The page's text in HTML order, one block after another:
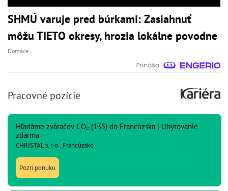
SHMÚ varuje pred búrkami: Zasiahnuť
môžu TIETO okresy, hrozia lokálne povodne
Domáce
Pracovné pozície
Hľadáme zváračov CO₂ (135) do Francúzska | Ubytovanie
zdarma
CHRISTAL s. r. o., Francúzsko
Pozri ponuku